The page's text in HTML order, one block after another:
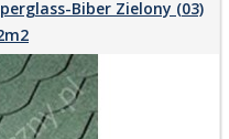
Biber Zielony (03)